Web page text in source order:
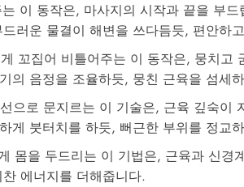
이 동작은, 마사지의 시작과 끝을 부
러운 물결이 해변을 쓰다듬듯, 편안하
꼬집어 비틀어주는 이 동작은, 뭉치
의 음정을 조율하듯, 뭉친 근육을 섬세
으로 문지르는 이 기술은, 근육 깊숙이
게 붓터치를 하듯, 뻐근한 부위를 정교
몸을 두드리는 이 기법은, 근육과 신
에너지를 더해줍니다.